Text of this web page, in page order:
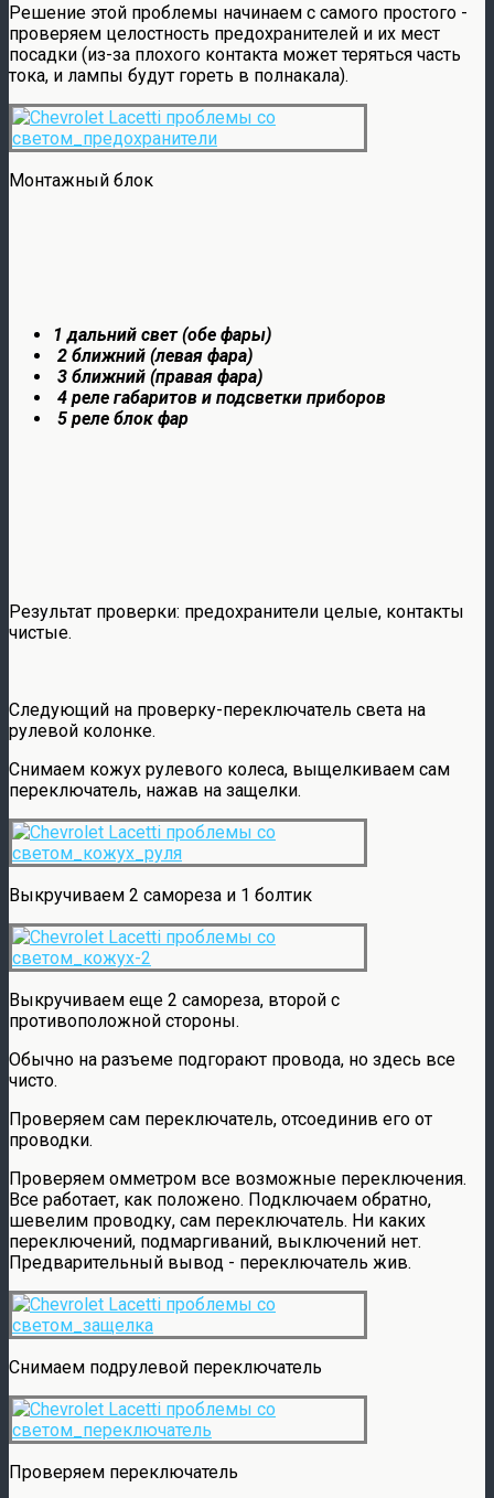
Решение этой проблемы начинаем с самого простого -
проверяем целостность предохранителей и их мест
посадки (из-за плохого контакта может теряться часть
тока, и лампы будут гореть в полнакала).
Монтажный блок
1 дальний свет (обе фары)
2 ближний (левая фара)
3 ближний (правая фара)
4 реле габаритов и подсветки приборов
5 реле блок фар
Результат проверки: предохранители целые, контакты
чистые.
Следующий на проверку-переключатель света на
рулевой колонке.
Снимаем кожух рулевого колеса, выщелкиваем сам
переключатель, нажав на защелки.
Выкручиваем 2 самореза и 1 болтик
Выкручиваем еще 2 самореза, второй с
противоположной стороны.
Обычно на разъеме подгорают провода, но здесь все
чисто.
Проверяем сам переключатель, отсоединив его от
проводки.
Проверяем омметром все возможные переключения.
Все работает, как положено. Подключаем обратно,
шевелим проводку, сам переключатель. Ни каких
переключений, подмаргиваний, выключений нет.
Предварительный вывод - переключатель жив.
Снимаем подрулевой переключатель
Проверяем переключатель